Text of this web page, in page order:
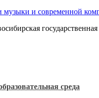
музыки и современной
государственная
среда